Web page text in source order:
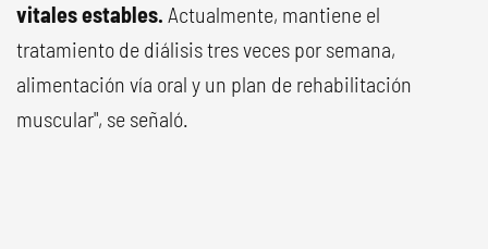
vitales estables. Actualmente, mantiene el
tratamiento de diálisis tres veces por semana,
alimentación vía oral y un plan de rehabilitación
muscular", se señaló.